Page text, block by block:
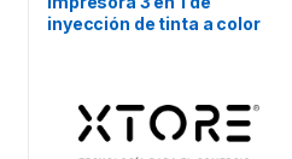
inyección de tinta a color
inalámbrica e impresión
dúplex MULTIFUNCIONAL
DCPT730DW 3 EN